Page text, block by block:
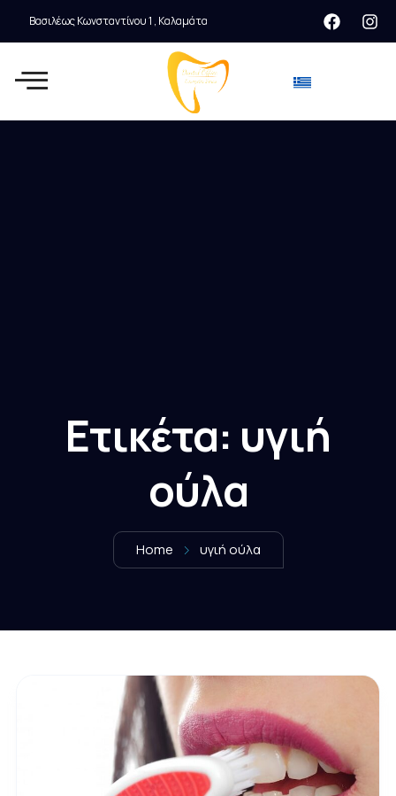
Βασιλέως Κωνσταντίνου 1 , Καλαμάτα
Ετικέτα: υγιή
ούλα
Home υγιή ούλα